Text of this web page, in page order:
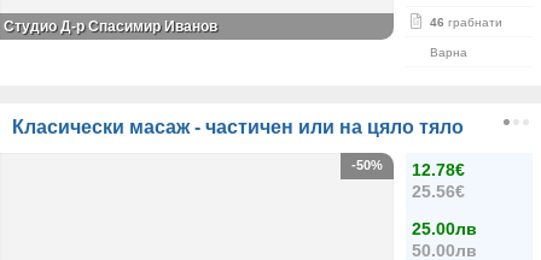
46 грабнати
Варна
Студио Д-р Спасимир Иванов
Класически масаж - частичен или на цяло тяло
12.78€
25.56€
25.00лв
50.00лв
-50%